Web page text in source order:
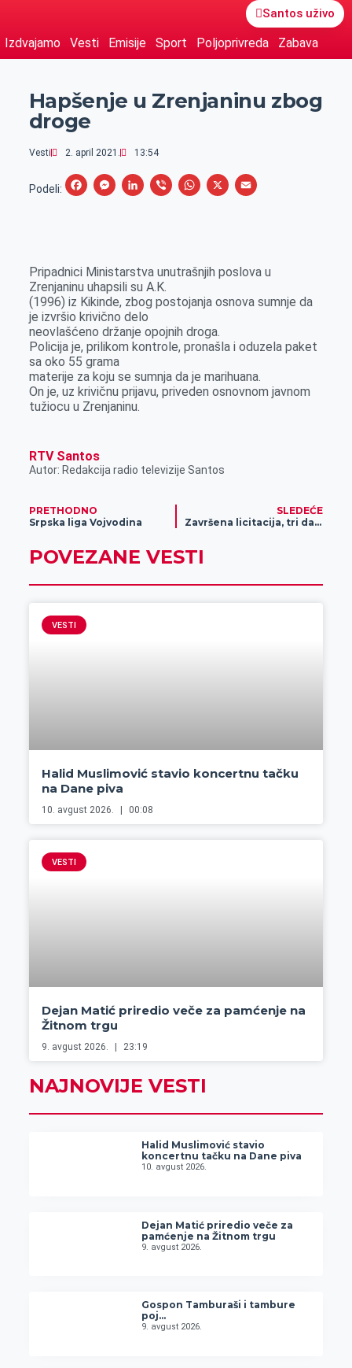
Santos uživo
Izdvajamo Vesti Emisije Sport Poljoprivreda Zabava
Hapšenje u Zrenjaninu zbog
droge
Vesti 2. april 2021. 13:54
Podeli:
F
b
o
o
k
M
e
n
g
e
r
L
e
d
I
n
V
r
W
s
A
p
X
E
l
Pripadnici Ministarstva unutrašnjih poslova u
Zrenjaninu uhapsili su A.K.
(1996) iz Kikinde, zbog postojanja osnova sumnje da
je izvršio krivično delo
neovlašćeno držanje opojnih droga.
Policija je, prilikom kontrole, pronašla i oduzela paket
sa oko 55 grama
materije za koju se sumnja da je marihuana.
On je, uz krivičnu prijavu, priveden osnovnom javnom
tužiocu u Zrenjaninu.
RTV Santos
Autor: Redakcija radio televizije Santos
PRETHODNO
Srpska liga Vojvodina
SLEDEĆE
Završena licitacija, tri dana za prigovore
POVEZANE VESTI
VESTI
Halid Muslimović stavio koncertnu tačku
na Dane piva
10. avgust 2026. 00:08
VESTI
Dejan Matić priredio veče za pamćenje na
Žitnom trgu
9. avgust 2026. 23:19
NAJNOVIJE VESTI
Halid Muslimović stavio
koncertnu tačku na Dane piva
10. avgust 2026.
Dejan Matić priredio veče za
pamćenje na Žitnom trgu
9. avgust 2026.
Gospon Tamburaši i tambure
poj…
9. avgust 2026.